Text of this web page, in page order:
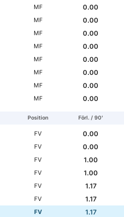
MF
0.00
MF
0.00
MF
0.00
MF
0.00
MF
0.00
MF
0.00
MF
0.00
MF 0.00
Position Förl. / 90'
FV
0.00
FV
0.00
FV
1.00
FV
1.00
FV
1.17
FV
1.17
FV
1.17